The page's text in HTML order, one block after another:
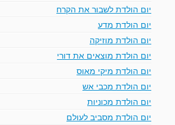
יום הולדת לשבור את הקרח
יום הולדת מדע
יום הולדת מוזיקה
יום הולדת מוצאים את דורי
יום הולדת מיקי מאוס
יום הולדת מכבי אש
יום הולדת מכוניות
יום הולדת מסביב לעולם